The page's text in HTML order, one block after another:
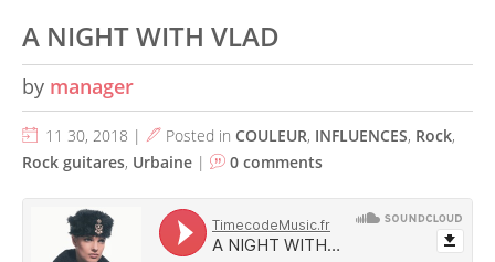
A NIGHT WITH VLAD
by manager
11 30, 2018 | Posted in COULEUR, INFLUENCES, Rock,
Rock guitares, Urbaine | 0 comments